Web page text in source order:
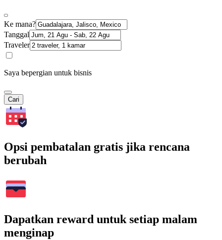
Ke mana?
Tanggal
Traveler
Saya bepergian untuk bisnis
Cari
Opsi pembatalan gratis jika rencana
berubah
Dapatkan reward untuk setiap malam
menginap